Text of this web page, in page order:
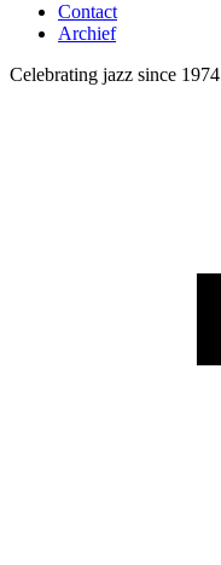
Contact
Archief
Celebrating jazz since 1974